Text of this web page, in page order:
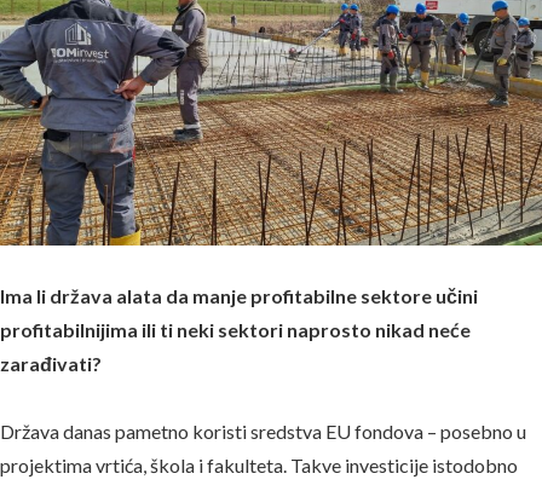
Ima li država alata da manje profitabilne sektore učini
profitabilnijima ili ti neki sektori naprosto nikad neće
zarađivati?
Država danas pametno koristi sredstva EU fondova – posebno u
projektima vrtića, škola i fakulteta. Takve investicije istodobno